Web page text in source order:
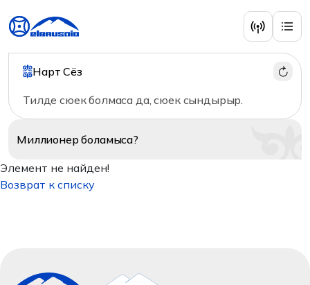
Нарт Сёз
Тилде сюек болмаса да, сюек сындырыр.
Миллионерболамыса?
Элемент не найден!
Возврат к списку